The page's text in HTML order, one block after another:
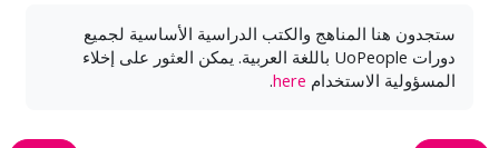
ستجدون هنا المناهج والكتب الدراسية الأساسية لجميع
دورات UoPeople باللغة العربية. يمكن العثور على إخلاء
المسؤولية الاستخدام here
.